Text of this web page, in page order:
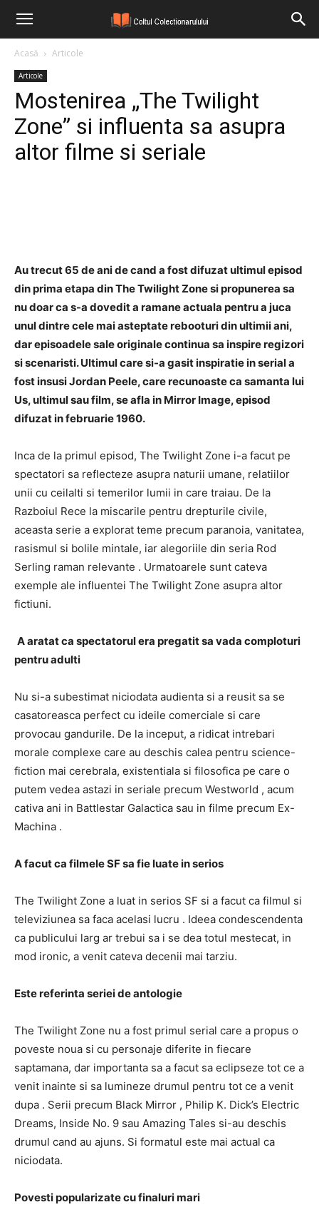
Acasă Articole
Articole
Mostenirea „The Twilight
Zone” si influenta sa asupra
altor filme si seriale
Au trecut 65 de ani de cand a fost difuzat ultimul episod
din prima etapa din The Twilight Zone si propunerea sa
nu doar ca s-a dovedit a ramane actuala pentru a juca
unul dintre cele mai asteptate rebooturi din ultimii ani,
dar episoadele sale originale continua sa inspire regizori
si scenaristi. Ultimul care si-a gasit inspiratie in serial a
fost insusi Jordan Peele, care recunoaste ca samanta lui
Us, ultimul sau film, se afla in Mirror Image, episod
difuzat in februarie 1960.
Inca de la primul episod, The Twilight Zone i-a facut pe
spectatori sa reflecteze asupra naturii umane, relatiilor
unii cu ceilalti si temerilor lumii in care traiau. De la
Razboiul Rece la miscarile pentru drepturile civile,
aceasta serie a explorat teme precum paranoia, vanitatea,
rasismul si bolile mintale, iar alegoriile din seria Rod
Serling raman relevante . Urmatoarele sunt cateva
exemple ale influentei The Twilight Zone asupra altor
fictiuni.
A aratat ca spectatorul era pregatit sa vada comploturi
pentru adulti
Nu si-a subestimat niciodata audienta si a reusit sa se
casatoreasca perfect cu ideile comerciale si care
provocau gandurile. De la inceput, a ridicat intrebari
morale complexe care au deschis calea pentru science-
fiction mai cerebrala, existentiala si filosofica pe care o
putem vedea astazi in seriale precum Westworld , acum
cativa ani in Battlestar Galactica sau in filme precum Ex-
Machina .
A facut ca filmele SF sa fie luate in serios
The Twilight Zone a luat in serios SF si a facut ca filmul si
televiziunea sa faca acelasi lucru . Ideea condescendenta
ca publicului larg ar trebui sa i se dea totul mestecat, in
mod ironic, a venit cateva decenii mai tarziu.
Este referinta seriei de antologie
The Twilight Zone nu a fost primul serial care a propus o
poveste noua si cu personaje diferite in fiecare
saptamana, dar importanta sa a facut sa eclipseze tot ce a
venit inainte si sa lumineze drumul pentru tot ce a venit
dupa . Serii precum Black Mirror , Philip K. Dick’s Electric
Dreams, Inside No. 9 sau Amazing Tales si-au deschis
drumul cand au ajuns. Si formatul este mai actual ca
niciodata.
Povesti popularizate cu finaluri mari